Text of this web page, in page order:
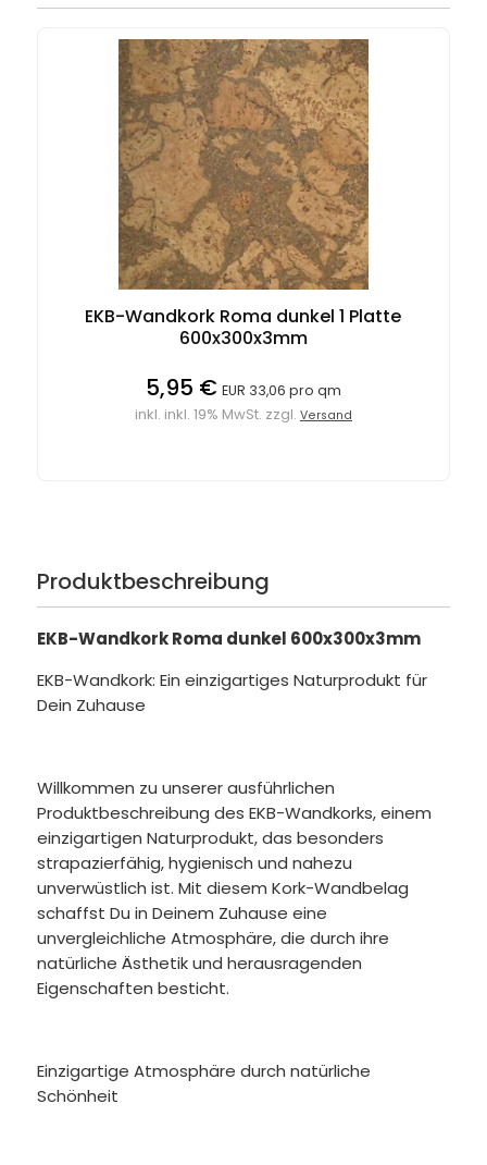
EKB-Wandkork Roma dunkel 1 Platte
600x300x3mm
5,95 € EUR 33,06 pro qm
inkl. inkl. 19% MwSt. zzgl. Versand
Produktbeschreibung
EKB-Wandkork Roma dunkel 600x300x3mm
EKB-Wandkork: Ein einzigartiges Naturprodukt für
Dein Zuhause
Willkommen zu unserer ausführlichen
Produktbeschreibung des EKB-Wandkorks, einem
einzigartigen Naturprodukt, das besonders
strapazierfähig, hygienisch und nahezu
unverwüstlich ist. Mit diesem Kork-Wandbelag
schaffst Du in Deinem Zuhause eine
unvergleichliche Atmosphäre, die durch ihre
natürliche Ästhetik und herausragenden
Eigenschaften besticht.
Einzigartige Atmosphäre durch natürliche
Schönheit